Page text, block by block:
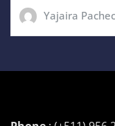
Yajaira